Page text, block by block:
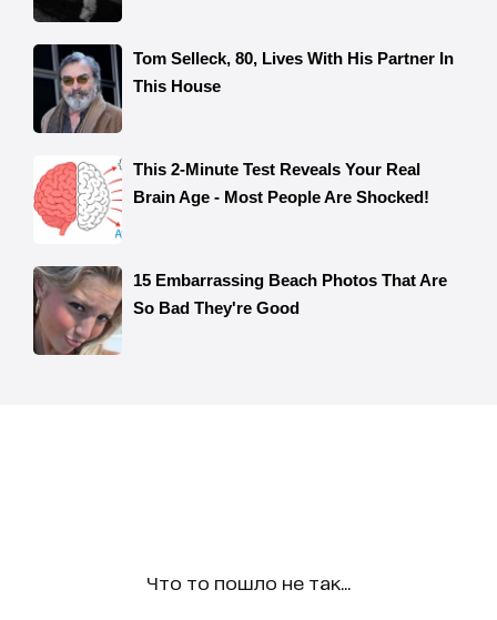
Что то пошло не так...